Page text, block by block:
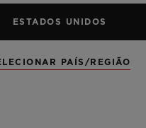
a Hublot eleva os
ESTADOS UNIDOS
PAÍS/REGIÃO